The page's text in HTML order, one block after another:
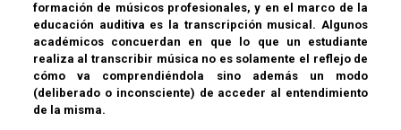
formación de músicos profesionales, y en el marco de la
educación auditiva es la transcripción musical. Algunos
académicos concuerdan en que lo que un estudiante
realiza al transcribir música no es solamente el reflejo de
cómo va comprendiéndola sino además un modo
(deliberado o inconsciente) de acceder al entendimiento
de la misma.